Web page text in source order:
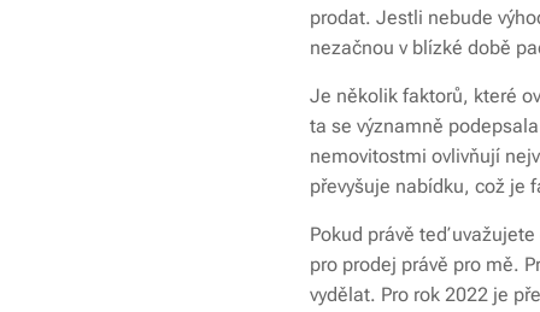
prodat. Jestli nebude
nezačnou v blízké době
Je několik faktorů, které
ta se významně
nemovitostmi ovlivňují
převyšuje nabídku, což je
Pokud právě teď
pro prodej právě pro mě.
vydělat. Pro rok 2022 je